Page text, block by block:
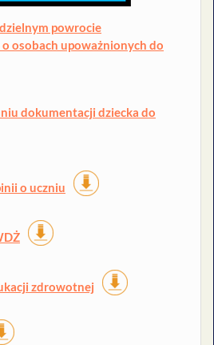
powrocie
osobach upoważnionych do
dokumentacji dziecka do
o uczniu
zdrowotnej